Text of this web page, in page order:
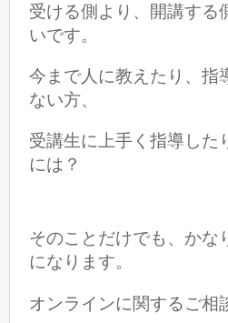
受ける側より、開講する
いです。
今まで人に教えたり、指
ない方、
受講生に上手く指導した
には？
そのことだけでも、かな
になります。
オンラインに関するご相